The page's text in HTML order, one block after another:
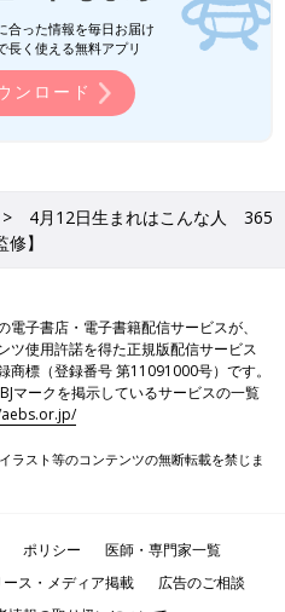
合った情報を毎日お届け
長く使える無料アプリ
ンロード
4月12日生まれはこんな人 365
】
電子書店・電子書籍配信サービスが、
ツ使用許諾を得た正規版配信サービス
商標（登録番号 第11091000号）です。
マークを掲示しているサービスの一覧
ラスト等のコンテンツの無断転載を禁じま
ポリシー
医師・専門家一覧
ス・メディア掲載
広告のご相談